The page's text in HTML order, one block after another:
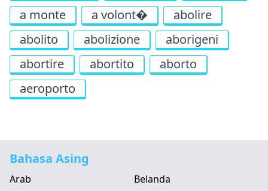
a monte
a volont�
abolire
abolito
abolizione
aborigeni
abortire
abortito
aborto
aeroporto
Bahasa Asing
Arab
Belanda